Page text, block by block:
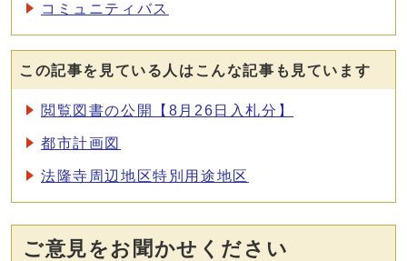
コミュニティバス
この記事を見ている人はこんな記事も見ています
閲覧図書の公開【8月26日入札分】
都市計画図
法隆寺周辺地区特別用途地区
ご意見をお聞かせください